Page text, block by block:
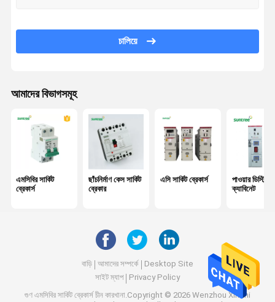
এসি সার্জ প্রটেক্টর
আরসিবিও সার্কিট ব্রেকার
ডিসি বর্ধক রক্ষক
ডিসি বিচ্ছিন্ন সুইচ
ডিসি ফিউজ ধারক
চালিয়ে
আমাদের বিভাগসমূহ
এমসিবির সার্কিট
ব্রেকার্স
ছাঁচনির্মাণ কেস সার্কিট
ব্রেকার
এসি সার্কিট ব্রেকার্স
পাওয়ার
ক্যাবিনেট
বাড়ি আমাদের সম্পর্কে
Desktop Site
সাইট ম্যাপ
Privacy Policy
গুণ এমসিবির সার্কিট ব্রেকার্সচীন কারখানা.Copyright © 2026 Wenzhou Xinchi